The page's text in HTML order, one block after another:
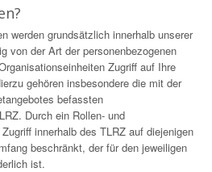
werden grundsätzlich innerhalb unserer
von der Art der personenbezogenen
Zugriff auf Ihre
gehören insbesondere die mit der
befassten
Durch ein Rollen- und
innerhalb des TLRZ auf diejenigen
beschränkt, der für den jeweiligen
ist.